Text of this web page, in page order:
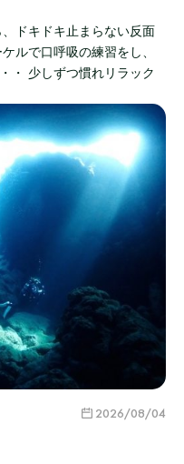
ドキドキ止まらない反面
ルで口呼吸の練習をし、
・ 少しずつ慣れリラック
2026/08/04